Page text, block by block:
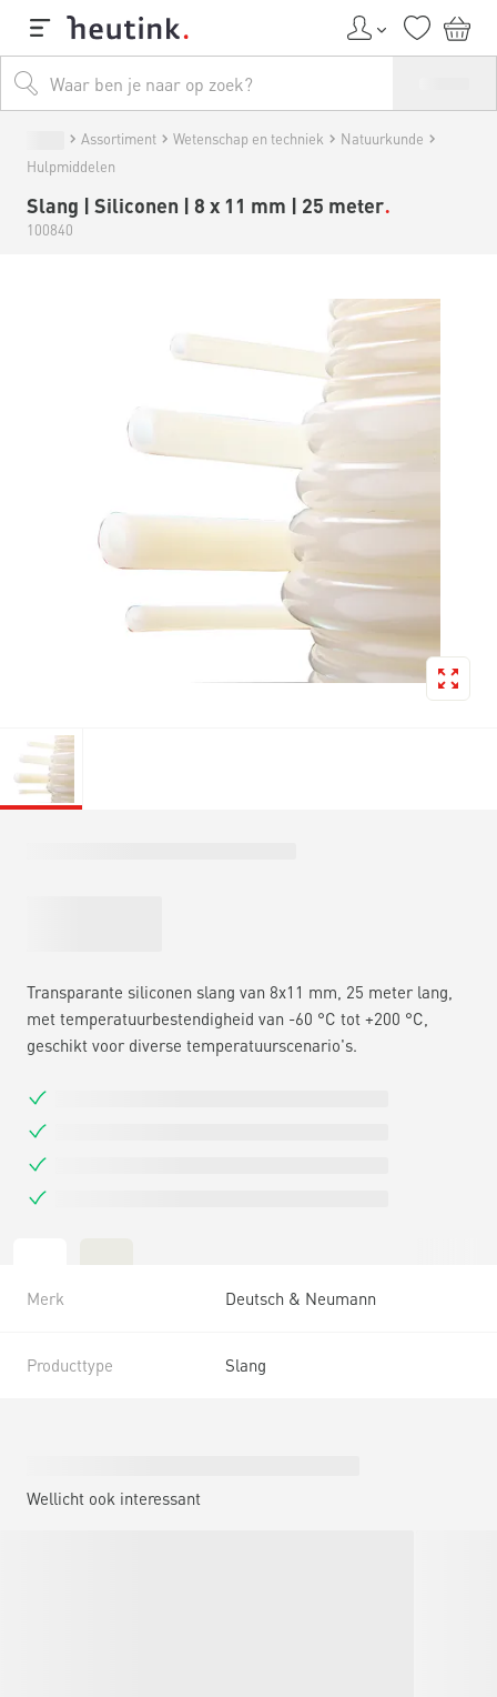
Assortiment Wetenschap en techniek
Natuurkunde
Hulpmiddelen
Slang | Siliconen | 8 x 11 mm | 25 meter
100840
Transparante siliconen slang van 8x11 mm, 25 meter lang,
met temperatuurbestendigheid van -60 °C tot +200 °C,
geschikt voor diverse temperatuurscenario's.
Merk Deutsch & Neumann
Producttype Slang
Wellicht ook interessant